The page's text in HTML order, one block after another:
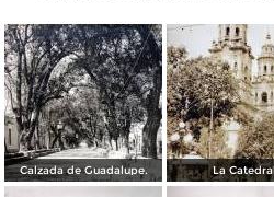
Calzada de Guadalupe. La